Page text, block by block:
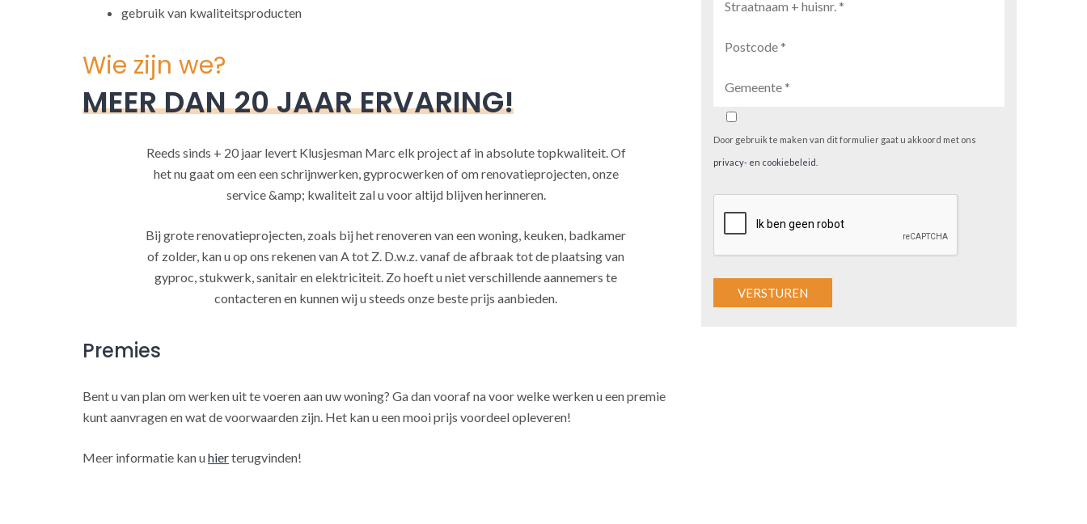
gebruik van kwaliteitsproducten
Wie zijn we?
MEER DAN 20 JAAR ERVARING!
Reeds sinds + 20 jaar levert Klusjesman Marc elk project af in absolute topkwaliteit. Of
het nu gaat om een een schrijnwerken, gyprocwerken of om renovatieprojecten, onze
service &amp; kwaliteit zal u voor altijd blijven herinneren.
Bij grote renovatieprojecten, zoals bij het renoveren van een woning, keuken, badkamer
of zolder, kan u op ons rekenen van A tot Z. D.w.z. vanaf de afbraak tot de plaatsing van
gyproc, stukwerk, sanitair en elektriciteit. Zo hoeft u niet verschillende aannemers te
contacteren en kunnen wij u steeds onze beste prijs aanbieden.
Premies
Bent u van plan om werken uit te voeren aan uw woning? Ga dan vooraf na voor welke werken u een premie
kunt aanvragen en wat de voorwaarden zijn. Het kan u een mooi prijs voordeel opleveren!
Meer informatie kan uhierterugvinden!
Door gebruik te maken van dit formulier gaat u akkoord met ons
privacy- en cookiebeleid